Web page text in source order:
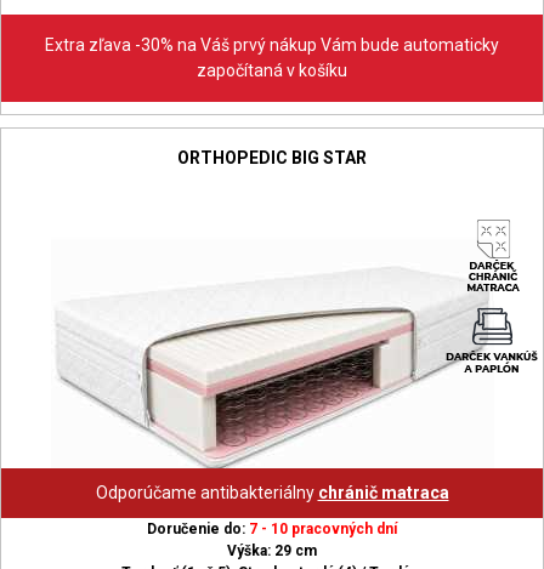
Extra zľava -30% na Váš prvý nákup Vám bude automaticky
započítaná v košíku
ORTHOPEDIC BIG STAR
Odporúčame antibakteriálny chránič matraca
Doručenie do: 7 - 10 pracovných dní
Výška: 29 cm